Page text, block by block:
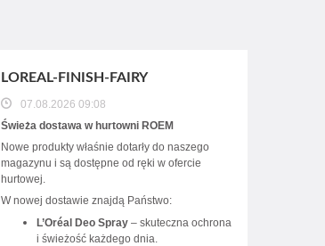
LOREAL-FINISH-FAIRY
07.08.2026 09:08
Świeża dostawa w hurtowni ROEM
Nowe produkty właśnie dotarły do naszego
magazynu i są dostępne od ręki w ofercie
hurtowej.
W nowej dostawie znajdą Państwo:
L’Oréal Deo Spray– skuteczna ochrona
i świeżość każdego dnia.